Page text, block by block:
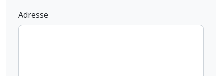
Adresse